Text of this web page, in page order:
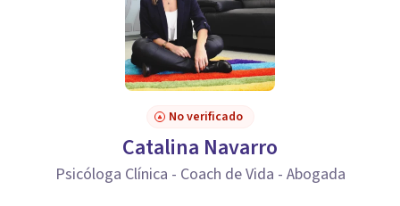
No verificado
Catalina Navarro
Psicóloga Clínica - Coach de Vida - Abogada